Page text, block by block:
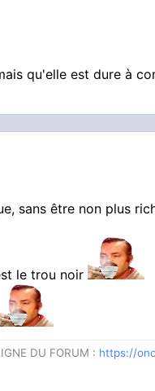
qu'elle est dure à
sans être non plus
le trou noir
DU FORUM : https://